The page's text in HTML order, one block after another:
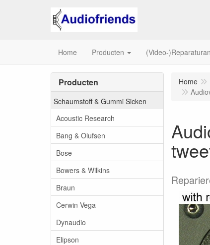
Home Producten (Video-
Producten
Schaumstoff & Gummi Sicken
Acoustic Research
Bang & Olufsen
Bose
Bowers & Wilkins
Braun
Cerwin Vega
Dynaudio
Elipson
Home